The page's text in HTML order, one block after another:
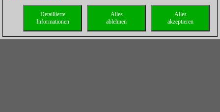
Alles
akzeptieren
Alles
ablehnen
Detaillierte
Informationen